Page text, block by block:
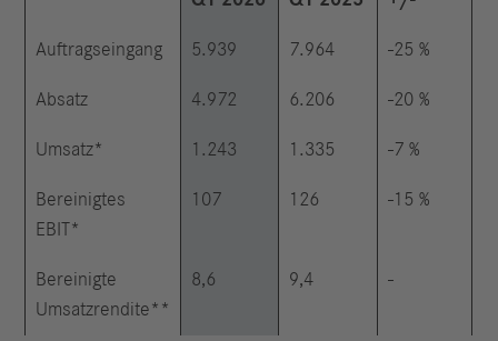
Auftragseingang 5.939 7.964 -25 %
Absatz 4.972 6.206 -20 %
Umsatz* 1.243 1.335 -7 %
Bereinigtes
EBIT*
107 126 -15 %
Bereinigte
Umsatzrendite**
8,6 9,4 -